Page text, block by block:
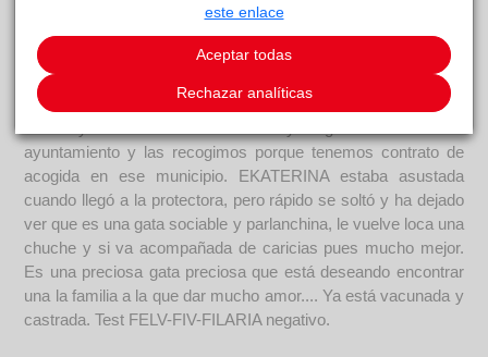
Las gatas de apellido Oku (Dorina, Florinda y Ekaterina) se
iban a quedar solas, porque su supuesta dueña iba a marchar
a su país y las iba a dejar abandonadas. Pero un señor se
ayuntamiento y las recogimos porque tenemos contrato de
acogida en ese municipio. EKATERINA estaba asustada
cuando llegó a la protectora, pero rápido se soltó y ha dejado
ver que es una gata sociable y parlanchina, le vuelve loca una
chuche y si va acompañada de caricias pues mucho mejor.
Es una preciosa gata preciosa que está deseando encontrar
una la familia a la que dar mucho amor.... Ya está vacunada y
castrada. Test FELV-FIV-FILARIA negativo.
este enlace
Aceptar todas
Rechazar analíticas